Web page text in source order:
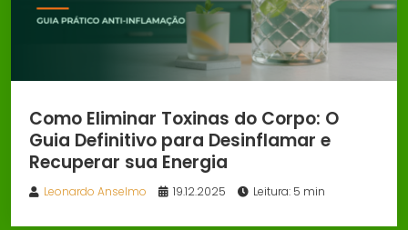
Como Eliminar Toxinas do Corpo: O
Guia Definitivo para Desinflamar e
Recuperar sua Energia
Leonardo Anselmo 19.12.2025 Leitura: 5 min